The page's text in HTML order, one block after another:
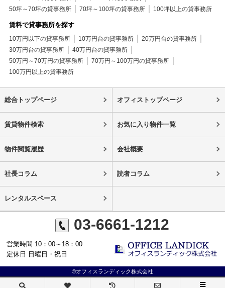
50坪～70坪の貸事務所
70坪～100坪の貸事務所 100坪以上の貸事務所
賃料で貸事務所を探す
10万円以下の貸事務所 10万円台の貸事務所
20万円台の貸事務所
30万円台の貸事務所
40万円台の貸事務所
50万円～70万円の貸事務所
70万円～100万円の貸事務所
100万円以上の貸事務所
総合トップページ オフィストップページ
賃貸物件検索 お気に入り物件一覧
物件閲覧履歴 会社概要
社長コラム 読者コラム
レンタルスペース
03-6661-1212
営業時間 10：00～18：00
定休日 日曜日・祝日
©オフィスランディック株式会社